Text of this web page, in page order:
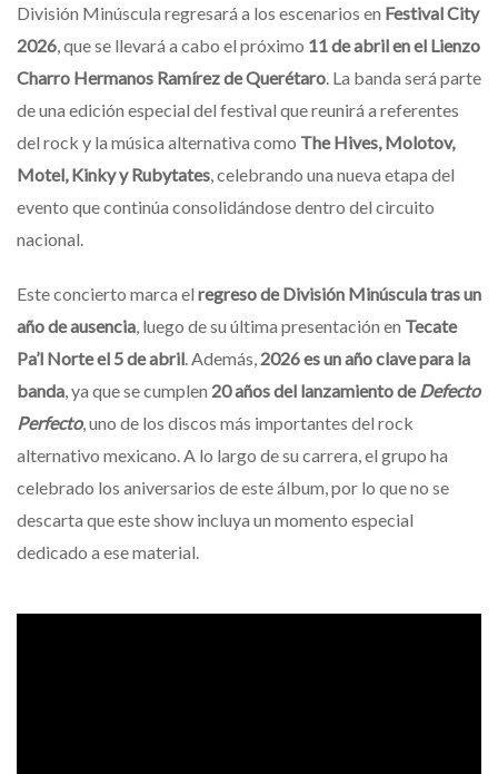
División Minúscula regresará a los escenarios en Festival City
2026 , que se llevará a cabo el próximo 11 de abril en el Lienzo
Charro Hermanos Ramírez de Querétaro . La banda será parte
de una edición especial del festival que reunirá a referentes
del rock y la música alternativa como The Hives, Molotov,
Motel, Kinky y Rubytates , celebrando una nueva etapa del
evento que continúa consolidándose dentro del circuito
nacional.
Este concierto marca el regreso de División Minúscula tras un
año de ausencia , luego de su última presentación en Tecate
Pa’l Norte el 5 de abril . Además, 2026 es un año clave para la
banda , ya que se cumplen 20 años del lanzamiento de Defecto
Perfecto, uno de los discos más importantes del rock
alternativo mexicano. A lo largo de su carrera, el grupo ha
celebrado los aniversarios de este álbum, por lo que no se
descarta que este show incluya un momento especial
dedicado a ese material.